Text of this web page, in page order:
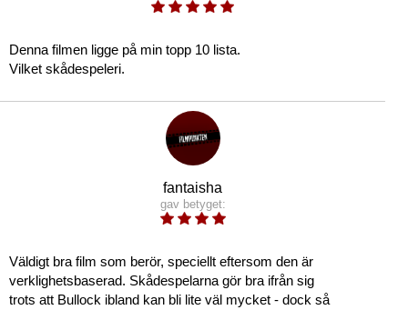
Denna filmen ligge på min topp 10 lista.
Vilket skådespeleri.
fantaisha
gav betyget:
Väldigt bra film som berör, speciellt eftersom den är
verklighetsbaserad. Skådespelarna gör bra ifrån sig
trots att Bullock ibland kan bli lite väl mycket - dock så